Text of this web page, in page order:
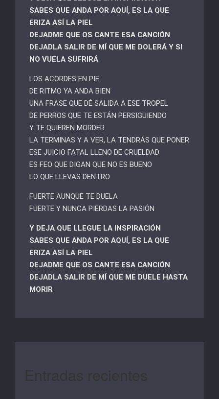
SABES QUE ANDA POR AQUÍ, ES LA QUE
ERIZA ASÍ LA PIEL
DEJADME QUE OS CANTE ESA CANCIÓN
DEJADLA SALIR DE MÍ QUE ME DOLERÁ Y SI
NO VUELA SUFRIRÁ
LOS ACORDES EN PIE
DE RITMO YA ANDA BIEN
UNA FRASE QUE DÉ SALIDA A ESE TROPEL
DE PERROS QUE TE ESTÁN PERSIGUIENDO
Y TE QUIEREN MORDER
LA TERMINAS Y A VER, LA TENDRÁS QUE PONER
ESE JUICIO FATAL LLENO DE CRUELDAD
ES FEO QUE DIGAN QUE NO ES BUENO
LO QUE LLEVAS DENTRO
FUERTE AUNQUE TE DUELA
FUERTE Y NUNCA PIERDAS LA PASIÓN
Y DEJA QUE LLEGUE LA INSPIRACIÓN
SABES QUE ANDA POR AQUÍ, ES LA QUE
ERIZA ASÍ LA PIEL
DEJADME QUE OS CANTE ESA CANCIÓN
DEJADLA SALIR DE MÍ QUE ME DUELE HASTA
MORIR